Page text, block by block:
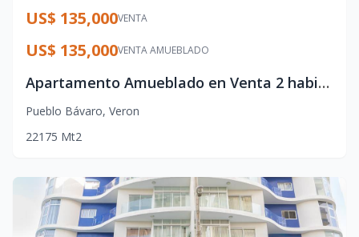
VENTA
US$ 135,000
VENTA AMUEBLADO
US$ 135,000
Apartamento Amueblado en Venta 2 habitaciones, Punta Cana
Pueblo Bávaro, Veron
221 75 Mt2